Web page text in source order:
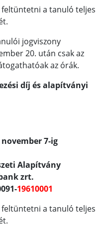
feltüntetni a tanuló teljes
jogviszony
20. után csak az
az órák.
díj és alapítványi
7-ig
Alapítvány
zrt.
19610001
feltüntetni a tanuló teljes